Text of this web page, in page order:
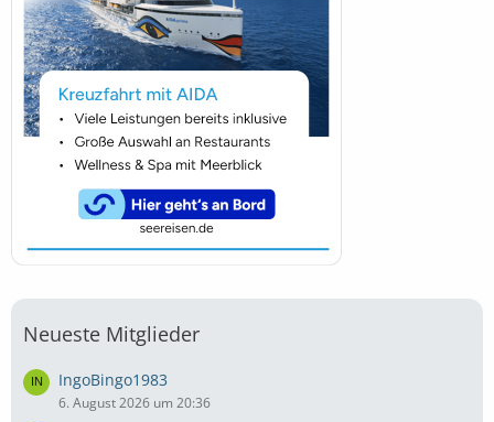
Neueste Mitglieder
IngoBingo1983
6. August 2026 um 20:36